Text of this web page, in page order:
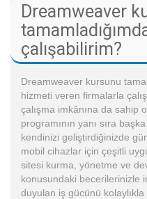
Dreamweaver
çalışabilirim?
Dreamweaver kursunu
hizmeti veren firmalarla
çalışma imkânına da sahip
programının yanı sıra
kendinizi geliştirdiğinizde
mobil cihazlar için çeşitli
sitesi kurma, yönetme ve
konusundaki becerilerinizle
duyulan iş gücünü kolaylıkla